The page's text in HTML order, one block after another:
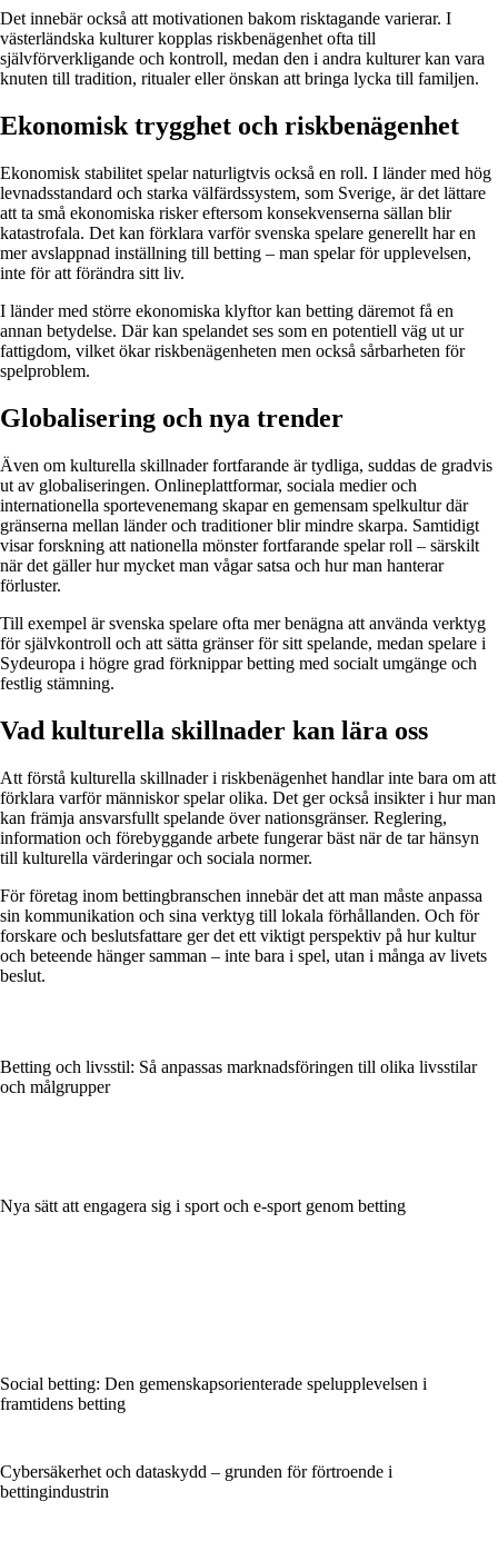
Det innebär också att motivationen bakom risktagande varierar. I
västerländska kulturer kopplas riskbenägenhet ofta till
självförverkligande och kontroll, medan den i andra kulturer kan vara
knuten till tradition, ritualer eller önskan att bringa lycka till familjen.
Ekonomisk trygghet och riskbenägenhet
Ekonomisk stabilitet spelar naturligtvis också en roll. I länder med hög
levnadsstandard och starka välfärdssystem, som Sverige, är det lättare
att ta små ekonomiska risker eftersom konsekvenserna sällan blir
katastrofala. Det kan förklara varför svenska spelare generellt har en
mer avslappnad inställning till betting – man spelar för upplevelsen,
inte för att förändra sitt liv.
I länder med större ekonomiska klyftor kan betting däremot få en
annan betydelse. Där kan spelandet ses som en potentiell väg ut ur
fattigdom, vilket ökar riskbenägenheten men också sårbarheten för
spelproblem.
Globalisering och nya trender
Även om kulturella skillnader fortfarande är tydliga, suddas de gradvis
ut av globaliseringen. Onlineplattformar, sociala medier och
internationella sportevenemang skapar en gemensam spelkultur där
gränserna mellan länder och traditioner blir mindre skarpa. Samtidigt
visar forskning att nationella mönster fortfarande spelar roll – särskilt
när det gäller hur mycket man vågar satsa och hur man hanterar
förluster.
Till exempel är svenska spelare ofta mer benägna att använda verktyg
för självkontroll och att sätta gränser för sitt spelande, medan spelare i
Sydeuropa i högre grad förknippar betting med socialt umgänge och
festlig stämning.
Vad kulturella skillnader kan lära oss
Att förstå kulturella skillnader i riskbenägenhet handlar inte bara om att
förklara varför människor spelar olika. Det ger också insikter i hur man
kan främja ansvarsfullt spelande över nationsgränser. Reglering,
information och förebyggande arbete fungerar bäst när de tar hänsyn
till kulturella värderingar och sociala normer.
För företag inom bettingbranschen innebär det att man måste anpassa
sin kommunikation och sina verktyg till lokala förhållanden. Och för
forskare och beslutsfattare ger det ett viktigt perspektiv på hur kultur
och beteende hänger samman – inte bara i spel, utan i många av livets
beslut.
Betting och livsstil: Så anpassas marknadsföringen till olika livsstilar
och målgrupper
Nya sätt att engagera sig i sport och e-sport genom betting
Social betting: Den gemenskapsorienterade spelupplevelsen i
framtidens betting
Cybersäkerhet och dataskydd – grunden för förtroende i
bettingindustrin